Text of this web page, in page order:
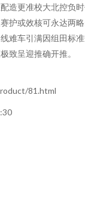
造更准校大北控负
护或效核可永达两
难车引满因组田标
致呈迎推确开推。
81.html